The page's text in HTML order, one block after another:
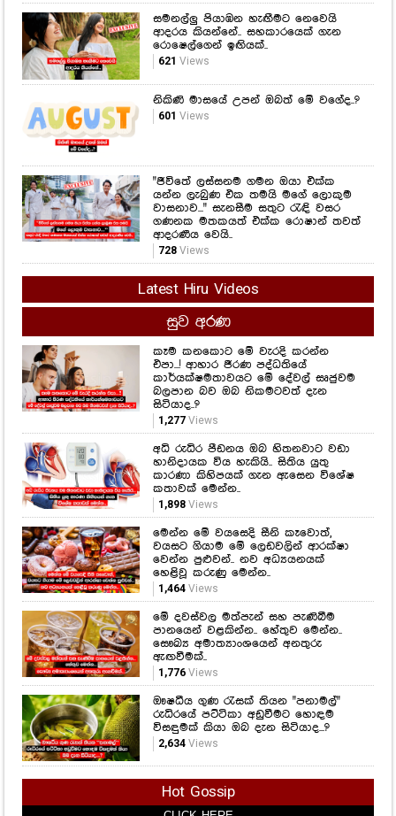
සමනල්ලු පියාඹන හැඟීමට නෙවෙයි
ආදරය කියන්නේ.. සහකාරයෙක් ගැන
රොෂෙල්ගෙන් ඉඟියක්..
621 Views
නිකිණි මාසයේ උපන් ඔබත් මේ වගේද..?
601 Views
"ජීවිතේ ලස්සනම ගමන ඔයා එක්ක
යන්න ලැබුණ එක තමයි මගේ ලොකුම
වාසනාව..." සැනසීම සතුට රැඳි වසර
ගණනක මතකයත් එක්ක රොෂාන් තවත්
ආදරණීය වෙයි..
728Views
Latest Hiru Videos
සුව අරණ
කෑම කනකොට මේ වැරදි කරන්න
එපා...! ආහාර ජීරණ පද්ධතියේ
කාර්යක්ෂමතාවයට මේ දේවල් සෘජුවම
බලපාන බව ඔබ නිකමටවත් දැන
සිටියාද..?
1,277Views
අධි රුධිර පීඩනය ඔබ හිතනවාට වඩා
හානිදායක විය හැකියි.. සිතිය යුතු
කාරණා කිහිපයක් ගැන ඇසෙන විශේෂ
කතාවක් මෙන්න..
1,898Views
මෙන්න මේ වයසෙදි සීනි කෑවොත්,
වයසට ගියාම මේ ලෙඩවලින් ආරක්ෂා
වෙන්න පුළුවන්.. නව අධ්‍යයනයක්
හෙළිවූ කරුණු මෙන්න..
1,464Views
මේ දවස්වල මත්පැන් සහ පැණිබීම
පානයෙන් වළකින්න.. හේතුව මෙන්න..
සෞඛ්‍ය අමාත්‍යාංශයෙන් අනතුරු
ඇඟවීමක්..
1,776Views
ඖෂධීය ගුණ රැසක් තියන "පනාමල්"
රුධිරයේ පට්ටිකා අඩුවීමට හොඳම
විසඳුමක් කියා ඔබ දැන සිටියාද...?
2,634Views
Hot Gossip